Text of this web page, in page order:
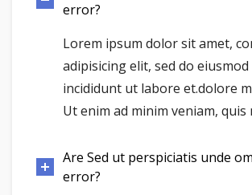
error?
Lorem ipsum dolor sit amet,
adipisicing elit, sed do
incididunt ut labore et.dolore
Ut enim ad minim veniam, quis
Are Sed ut perspiciatis unde
error?